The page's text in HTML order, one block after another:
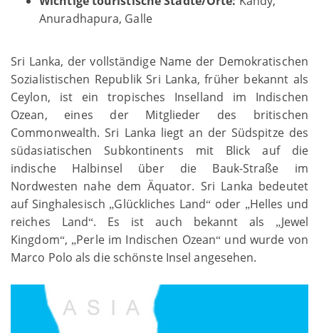
Anuradhapura, Galle
Sri Lanka, der vollständige Name der Demokratischen
Sozialistischen Republik Sri Lanka, früher bekannt als
Ceylon, ist ein tropisches Inselland im Indischen
Ozean, eines der Mitglieder des britischen
Commonwealth. Sri Lanka liegt an der Südspitze des
südasiatischen Subkontinents mit Blick auf die
indische Halbinsel über die Bauk-Straße im
Nordwesten nahe dem Äquator. Sri Lanka bedeutet
auf Singhalesisch „Glückliches Land“ oder „Helles und
reiches Land“. Es ist auch bekannt als „Jewel
Kingdom“, „Perle im Indischen Ozean“ und wurde von
Marco Polo als die schönste Insel angesehen.